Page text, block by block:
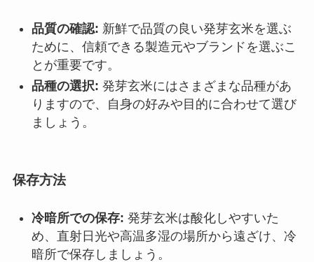
品質の確認: 新鮮で品質の良い発芽玄米を選ぶ
ために、信頼できる製造元やブランドを選ぶこ
とが重要です。
品種の選択: 発芽玄米にはさまざまな品種があ
りますので、自身の好みや目的に合わせて選び
ましょう。
保存方法
冷暗所での保存: 発芽玄米は酸化しやすいた
め、直射日光や高温多湿の場所から遠ざけ、冷
暗所で保存しましょう。